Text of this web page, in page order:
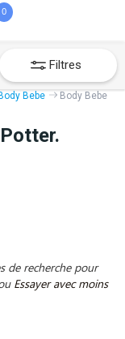
0
Filtres
Body Bebe
Body Bebe
de recherche pour
Essayer avec moins